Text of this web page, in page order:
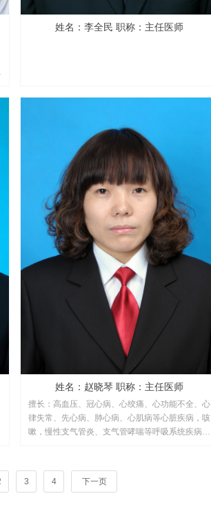
姓名：李全民 职称：主任医师
姓名：赵晓琴 职称：主任医师
擅长：高血压、冠心病、心绞痛、心功能不全、心
律失常、先心病、肺心病、心肌病等心脏疾病，咳
嗽，慢性支气管炎、支气管哮喘等呼吸系统疾病，
3 4 下一页